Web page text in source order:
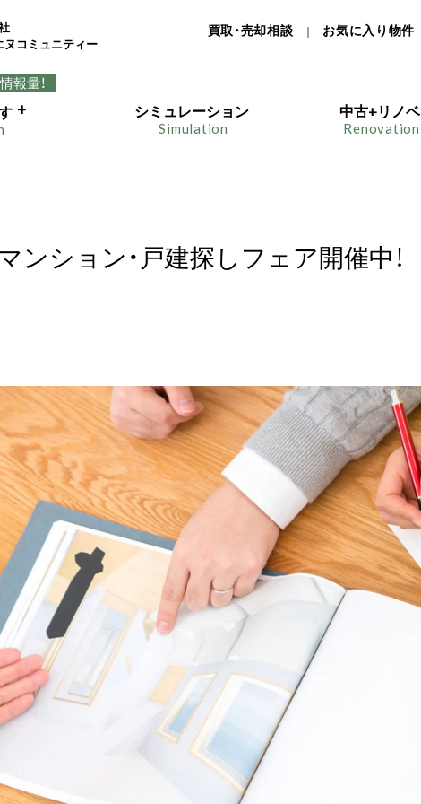
ヌコミュニティー
買取・売却相談 ｜ お気に入り物件
報量！
+ シミュレーション
Simulation
中古+リノベ
Renovation
マンション・戸建探しフェア開催中！